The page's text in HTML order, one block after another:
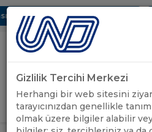
Dijital UBAK Bölümü Hakkında
Uluslararası
Gizlilik Tercihi Merkezi
Herhangi bir web sitesini
tarayıcınızdan genellikle
olmak üzere bilgiler alabilir